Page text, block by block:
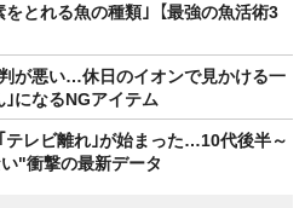
とれる魚の種類｣【最強の魚活術3
が悪い…休日のイオンで見かける一
になるNGアイテム
レビ離れ｣が始まった…10代後半～
"衝撃の最新データ